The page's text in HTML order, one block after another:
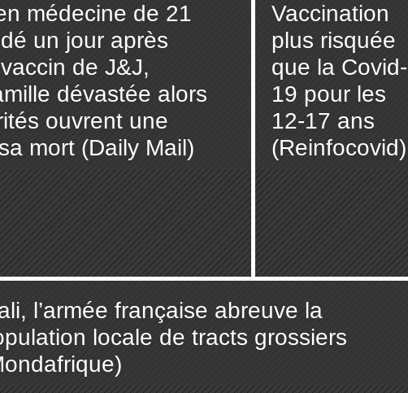
médecine de 21
un jour après
de J&J,
dévastée alors
ouvrent une
mort (Daily Mail)
Vaccination
plus risquée
que la Covid-
19 pour les
12-17 ans
(Reinfocovid)
l’armée française abreuve la
locale de tracts grossiers